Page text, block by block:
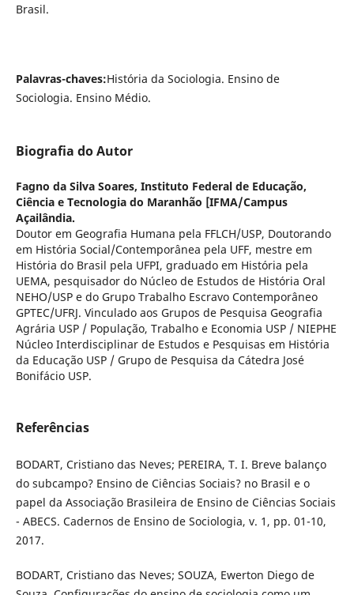
Brasil.
Palavras-chaves:História da Sociologia. Ensino de
Sociologia. Ensino Médio.
Biografia do Autor
Fagno da Silva Soares, Instituto Federal de Educação,
Ciência e Tecnologia do Maranhão [IFMA/Campus
Açailândia.
Doutor em Geografia Humana pela FFLCH/USP, Doutorando
em História Social/Contemporânea pela UFF, mestre em
História do Brasil pela UFPI, graduado em História pela
UEMA, pesquisador do Núcleo de Estudos de História Oral
NEHO/USP e do Grupo Trabalho Escravo Contemporâneo
GPTEC/UFRJ. Vinculado aos Grupos de Pesquisa Geografia
Agrária USP / População, Trabalho e Economia USP / NIEPHE
Núcleo Interdisciplinar de Estudos e Pesquisas em História
da Educação USP / Grupo de Pesquisa da Cátedra José
Bonifácio USP.
Referências
BODART, Cristiano das Neves; PEREIRA, T. I. Breve balanço
do subcampo? Ensino de Ciências Sociais? no Brasil e o
papel da Associação Brasileira de Ensino de Ciências Sociais
- ABECS. Cadernos de Ensino de Sociologia, v. 1, pp. 01-10,
2017.
BODART, Cristiano das Neves; SOUZA, Ewerton Diego de